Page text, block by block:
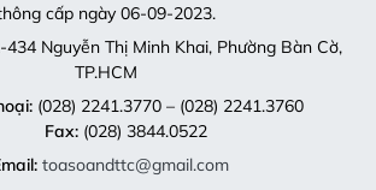
cấp ngày 06-09-2023.
434 Nguyễn Thị Minh Khai, Phường Bàn Cờ,
TP.HCM
(028) 2241.3770 – (028) 2241.3760
Fax:(028) 3844.0522
toasoandttc@gmail.com